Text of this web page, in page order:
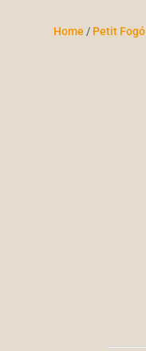
Home / Petit Fogó